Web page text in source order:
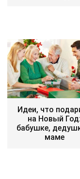
Идеи, что
на Новый Год:
бабушке,
маме